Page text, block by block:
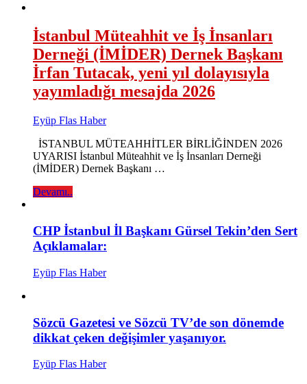
İstanbul Müteahhit ve İş İnsanları
Derneği (İMİDER) Dernek Başkanı
İrfan Tutacak, yeni yıl dolayısıyla
yayımladığı mesajda 2026
Eyüp Flas Haber
İSTANBUL MÜTEAHHİTLER BİRLİĞİNDEN 2026
UYARISI İstanbul Müteahhit ve İş İnsanları Derneği
(İMİDER) Dernek Başkanı …
Devamı..
CHP İstanbul İl Başkanı Gürsel Tekin’den Sert
Açıklamalar:
Eyüp Flas Haber
Sözcü Gazetesi ve Sözcü TV’de son dönemde
dikkat çeken değişimler yaşanıyor.
Eyüp Flas Haber